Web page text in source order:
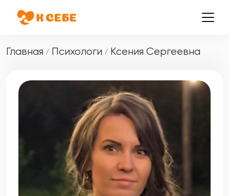
Главная / Психологи / Ксения Сергеевна